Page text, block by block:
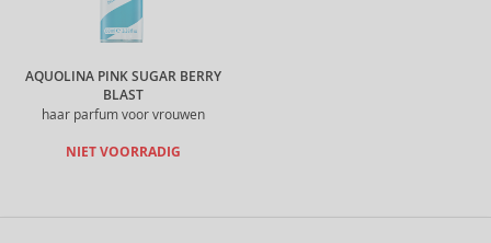
AQUOLINA PINK SUGAR BERRY
BLAST
haar parfum voor vrouwen
NIET VOORRADIG